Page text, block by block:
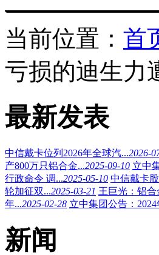
当前位置： 首
亏损的迪生力
最新发表
中信戴卡位列2026年全球汽...2026-
产800万只铝合金...2025-09-10 立中
行政命令 调...2025-05-10 中信戴卡
轮加征双...2025-03-21 王巨光：铝
年...2025-02-28 立中集团公告：2024
新闻